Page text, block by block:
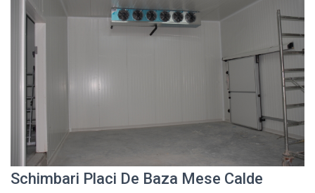
Schimbari Placi De Baza Mese Calde